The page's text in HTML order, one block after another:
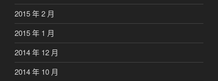
2015 年 2 月
2015 年 1 月
2014 年 12 月
2014 年 10 月